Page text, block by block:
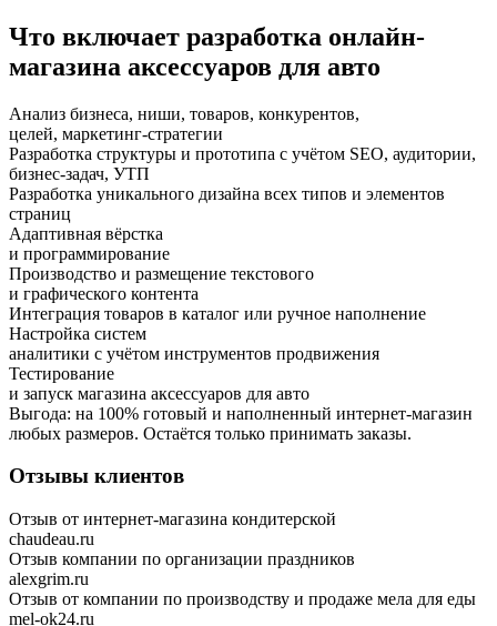
Что включает разработка онлайн-
магазина аксессуаров для авто
Анализ бизнеса, ниши, товаров, конкурентов,
целей, маркетинг-стратегии
Разработка структуры и прототипа с учётом SEO, аудитории,
бизнес-задач, УТП
Разработка уникального дизайна всех типов и элементов
страниц
Адаптивная вёрстка
и программирование
Производство и размещение текстового
и графического контента
Интеграция товаров в каталог или ручное наполнение
Настройка систем
аналитики с учётом инструментов продвижения
Тестирование
и запуск магазина аксессуаров для авто
Выгода: на 100% готовый и наполненный интернет-магазин
любых размеров. Остаётся только принимать заказы.
Отзывы клиентов
Отзыв от интернет-магазина кондитерской
chaudeau.ru
Отзыв компании по организации праздников
alexgrim.ru
Отзыв от компании по производству и продаже мела для еды
mel-ok24.ru